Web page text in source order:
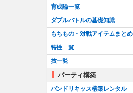
育成論一覧
ダブルバトルの基礎知識
もちもの・対戦アイテムまとめ
特性一覧
技一覧
パーティ構築
バンドリキッス構築レンタル